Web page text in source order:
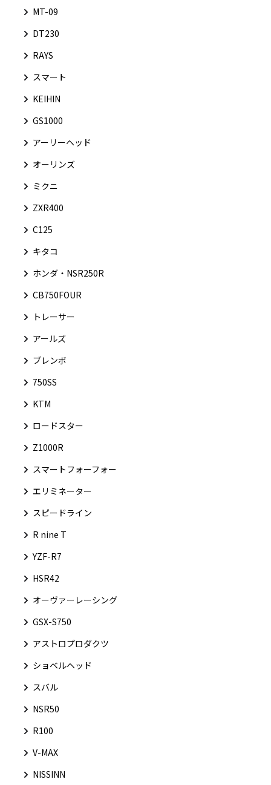
MT-09
DT230
RAYS
スマート
KEIHIN
GS1000
アーリーヘッド
オーリンズ
ミクニ
ZXR400
C125
キタコ
ホンダ・NSR250R
CB750FOUR
トレーサー
アールズ
ブレンボ
750SS
KTM
ロードスター
Z1000R
スマートフォーフォー
エリミネーター
スピードライン
R nine T
YZF-R7
HSR42
オーヴァーレーシング
GSX-S750
アストロプロダクツ
ショベルヘッド
スバル
NSR50
R100
V-MAX
NISSINN